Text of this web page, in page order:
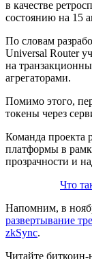
в качестве
состоянию на 15
По словам
Universal Router
на
агрегаторами.
Помимо этого,
токены через
Команда проекта
платформы в
прозрачности и
Что
Напомним, в
развертывание
zkSync.
Читайте